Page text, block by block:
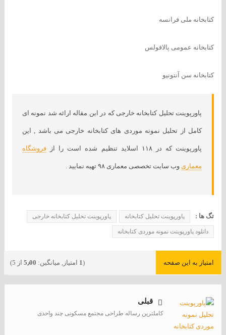
کتابخانه ملی فرانسه
کتابخانه عمومی پالافولس
کتابخانه سن آنتونیو
پاورپوینت تحلیل کتابخانه خارجی که در این مقاله ارائه شد نمونه ای
کامل از تحلیل نمونه موردی های کتابخانه خارجی می باشد , این
پاورپوینت که در ۱۱۸ اسلاید تنظیم شده است را از فروشگاه
معماریوب سایت تخصصی معماری ۹۸ تهیه نمایید .
تگ ها : پاورپوینت تحلیل کتابخانه پاورپوینت تحلیل کتابخانه خارجی
دانلود پاورپوینت نمونه موردی کتابخانه
امتیاز به این صفحه (
1 امتیاز, میانگین: 5٫00 از 5)
قبلی
کاملترین رساله طراحی مجتمع مسکونی چند واحدی